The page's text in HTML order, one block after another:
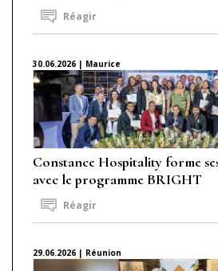
Réagir
30.06.2026 | Maurice
Constance Hospitality forme
avec le programme BRIGHT
Réagir
29.06.2026 | Réunion